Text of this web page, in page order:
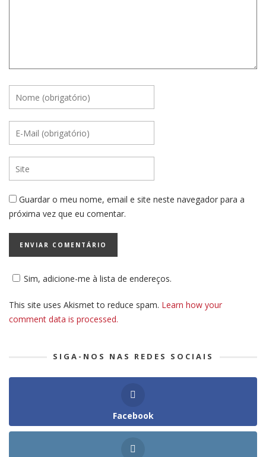
Guardar o meu nome, email e site neste navegador para a
próxima vez que eu comentar.
Sim, adicione-me à lista de endereços.
This site uses Akismet to reduce spam. Learn how your
comment data is processed.
SIGA-NOS NAS REDES SOCIAIS
Facebook